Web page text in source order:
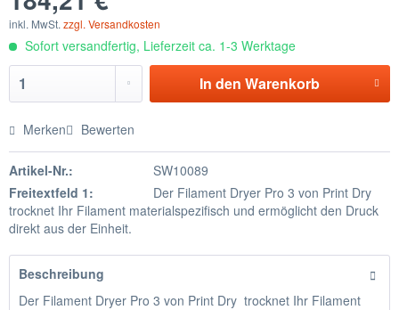
inkl. MwSt. zzgl. Versandkosten
Sofort versandfertig, Lieferzeit ca. 1-3 Werktage
In den Warenkorb
Merken Bewerten
Artikel-Nr.:
SW10089
Freitextfeld 1:
Der Filament Dryer Pro 3 von Print Dry
trocknet Ihr Filament materialspezifisch und ermöglicht den Druck
direkt aus der Einheit.
Beschreibung
Der Filament Dryer Pro 3 von Print Dry trocknet Ihr Filament